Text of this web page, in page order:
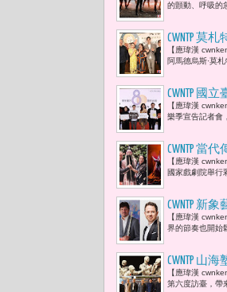
的顫動、呼吸的
CWNTP 莫
妤、鄭海
【應瑋漢
阿馬德烏斯·莫
CWNTP 國
身共同呈
【應瑋漢
樂季宣告記者會
CWNTP 當
羽、林益
【應瑋漢
國家戲劇院舉行
CWNTP 新
奈德（Loïc
【應瑋漢
界的節奏也開始
CWNTP 山
（
【應瑋漢
第六度訪臺，帶